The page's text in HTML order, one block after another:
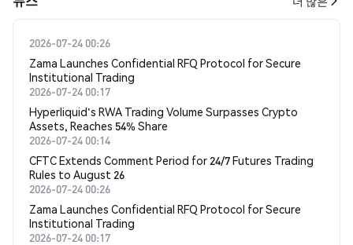
2026-07-24 00:26
Zama Launches Confidential RFQ Protocol for Secure
Institutional Trading
2026-07-24 00:17
Hyperliquid's RWA Trading Volume Surpasses Crypto
Assets, Reaches 54% Share
2026-07-24 00:14
CFTC Extends Comment Period for 24/7 Futures Trading
Rules to August 26
2026-07-24 00:26
Zama Launches Confidential RFQ Protocol for Secure
Institutional Trading
2026-07-24 00:17